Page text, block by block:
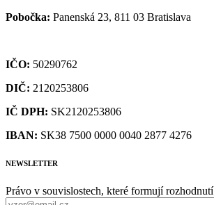
Pobočka: Panenská 23, 811 03 Bratislava
IČO: 50290762
DIČ: 2120253806
IČ DPH: SK2120253806
IBAN: SK38 7500 0000 0040 2877 4276
NEWSLETTER
Právo v souvislostech, které formují